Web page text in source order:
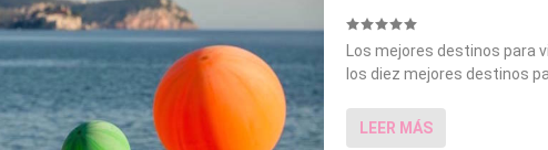
Los mejores destinos para
los diez mejores destinos
LEER MÁS